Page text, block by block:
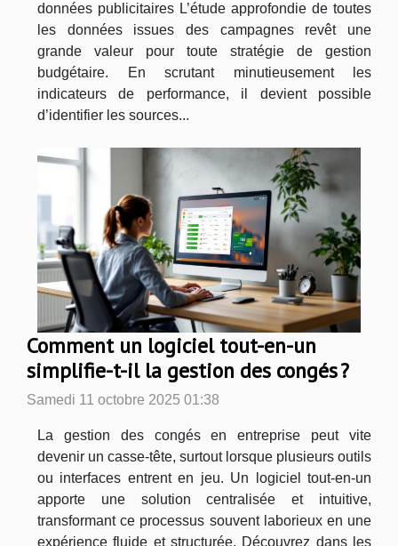
données publicitaires L’étude approfondie de toutes
les données issues des campagnes revêt une
grande valeur pour toute stratégie de gestion
budgétaire. En scrutant minutieusement les
indicateurs de performance, il devient possible
d’identifier les sources...
Comment un logiciel tout-en-un
simplifie-t-il la gestion des congés ?
Samedi 11 octobre 2025 01:38
La gestion des congés en entreprise peut vite
devenir un casse-tête, surtout lorsque plusieurs outils
ou interfaces entrent en jeu. Un logiciel tout-en-un
apporte une solution centralisée et intuitive,
transformant ce processus souvent laborieux en une
expérience fluide et structurée. Découvrez dans les